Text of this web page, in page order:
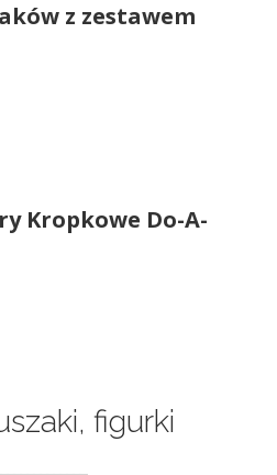
z zestawem
Kropkowe Do-A-
figurki